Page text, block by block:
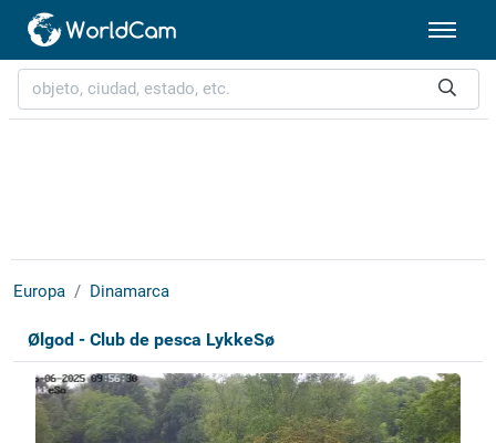
Europa Dinamarca
Ølgod - Club de pesca LykkeSø